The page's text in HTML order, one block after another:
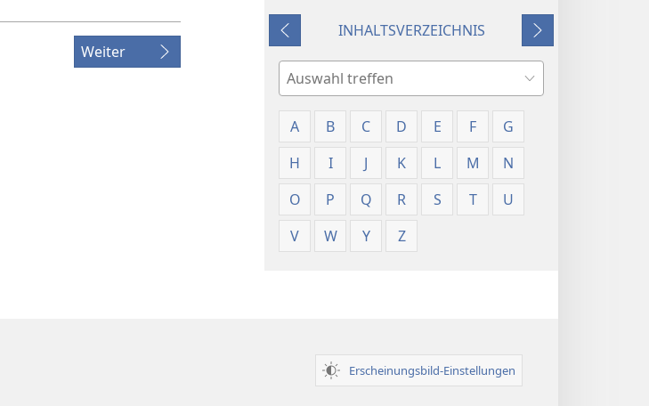
Weiter
Worterklärungen
Zurück
INHALTSVERZEICHNIS
Weiter
Suche
A
B C D E F
G
H
I J K L M
N
O
P Q R S T
U
V
W Y Z
Erscheinungsbild-Einstellungen